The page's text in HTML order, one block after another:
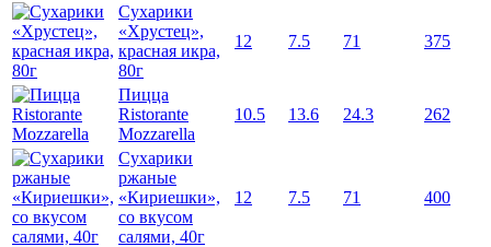
Сухарики
«Хрустец»,
красная икра,
80г
12 7.5 71 375
Пицца
Ristorante
Mozzarella
10.5 13.6 24.3 262
Сухарики
ржаные
«Кириешки»,
со вкусом
салями, 40г
12 7.5 71 400